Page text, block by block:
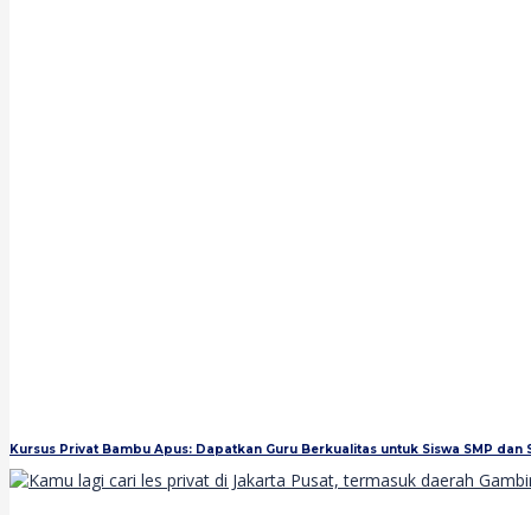
Kursus Privat Bambu Apus: Dapatkan Guru Berkualitas untuk Siswa SMP dan